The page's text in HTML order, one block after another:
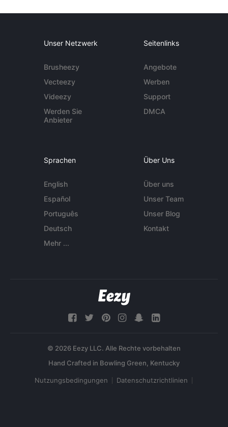
Unser Netzwerk
Brusheezy
Vecteezy
Videezy
Werden Sie
Anbieter
Seitenlinks
Angebote
Werben
Support
DMCA
Sprachen
English
Español
Português
Deutsch
Mehr ...
Über Uns
Über uns
Unser Team
Unser Blog
Kontakt
© 2026 Eezy LLC. Alle Rechte vorbehalten
Nutzungsbedingungen Datenschutzrichtlinien